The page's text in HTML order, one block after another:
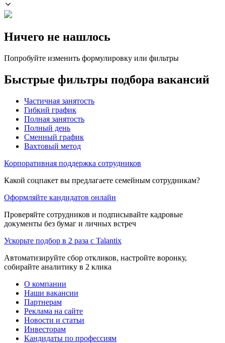
Ничего не нашлось
Попробуйте изменить формулировку или фильтры
Быстрые фильтры подбора вакансий
Частичная занятость
Гибкий график
Полная занятость
Полный день
Сменный график
Вахтовый метод
Корпоративная поддержка сотрудников
Какой соцпакет вы предлагаете семейным сотрудникам?
Оформляйте кандидатов онлайн
Проверяйте сотрудников и подписывайте кадровые
документы без бумаг и личных встреч
Ускорьте подбор в 2 раза с Talantix
Автоматизируйте сбор откликов, настройте воронку,
собирайте аналитику в 2 клика
О компании
Наши вакансии
Партнерам
Реклама на сайте
Новости и статьи
Инвесторам
Кандидаты по профессиям